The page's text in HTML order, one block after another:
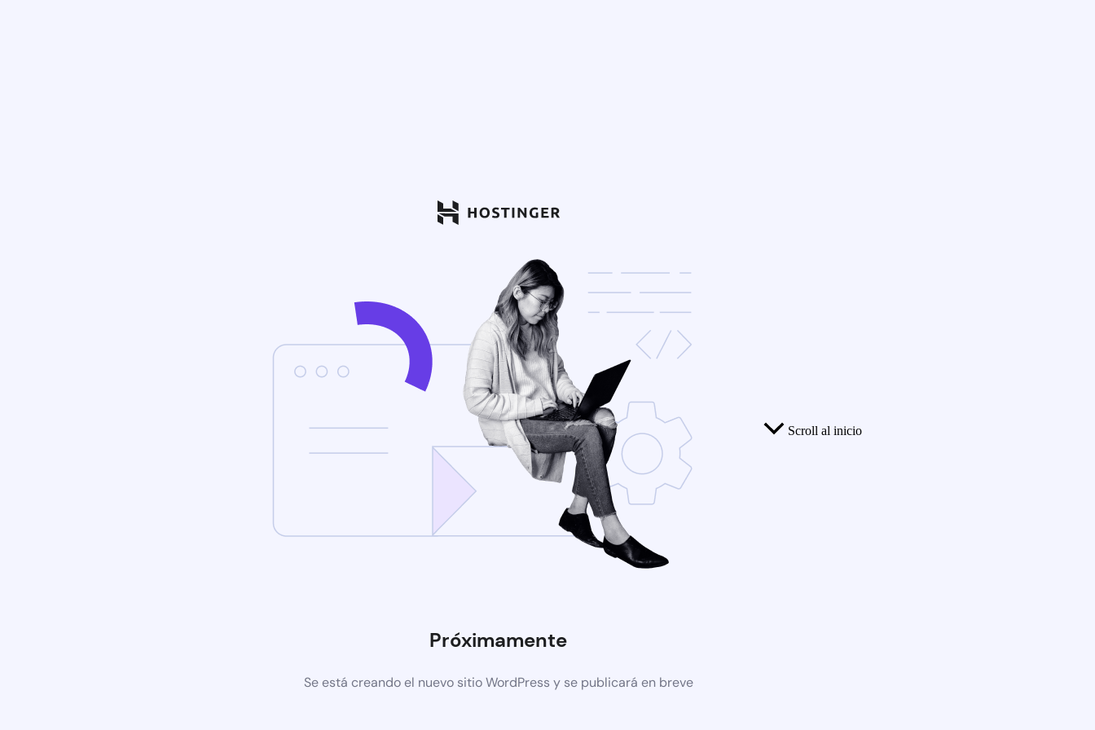
Próximamente
Se está creando el nuevo sitio WordPress y se publicará en breve
Scroll al inicio